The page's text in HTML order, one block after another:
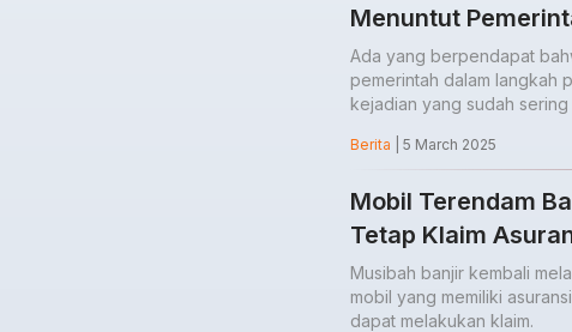
Menuntut
Ada yang berpendapat
pemerintah dalam langkah
kejadian yang sudah sering
Berita | 5 March 2025
Mobil Terendam
Tetap Klaim
Musibah banjir kembali
mobil yang memiliki
dapat melakukan klaim.